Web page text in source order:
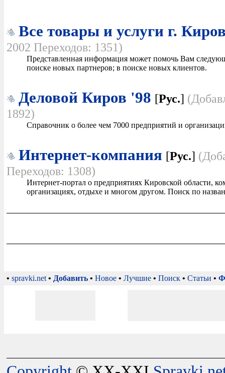
Все товары и услуги г.
2002 Переходов: 1351)
Представленная информация может помочь Вам
поиске новых партнеров; в поиске новых клиентов.
Деловой Киров '98 [Рус.]
1892)
Справочник о более чем 7000 предприятий и
Интернет-компания [Рус.]
Переходов: 1308)
Интернет-портал о предприятиях Кировской области,
организациях, отдыхе и многом другом. Поиск по
• spravki.net • Добавить • Новое • Лучшие • Поиск • Статьи •